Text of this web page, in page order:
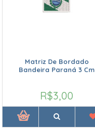
Matriz De Bordado
Bandeira Paraná 3 Cm
R$3,00